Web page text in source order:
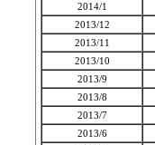
2014/1
2013/12
2013/11
2013/10
2013/9
2013/8
2013/7
2013/6